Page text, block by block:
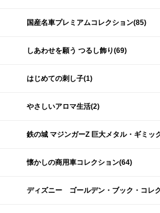
国産名車プレミアムコレクション(85)
しあわせを願う つるし飾り(69)
はじめての刺し子(1)
やさしいアロマ生活(2)
鉄の城 マジンガーZ 巨大メタル・ギミッ
懐かしの商用車コレクション(64)
ディズニー ゴールデン・ブック・コレ